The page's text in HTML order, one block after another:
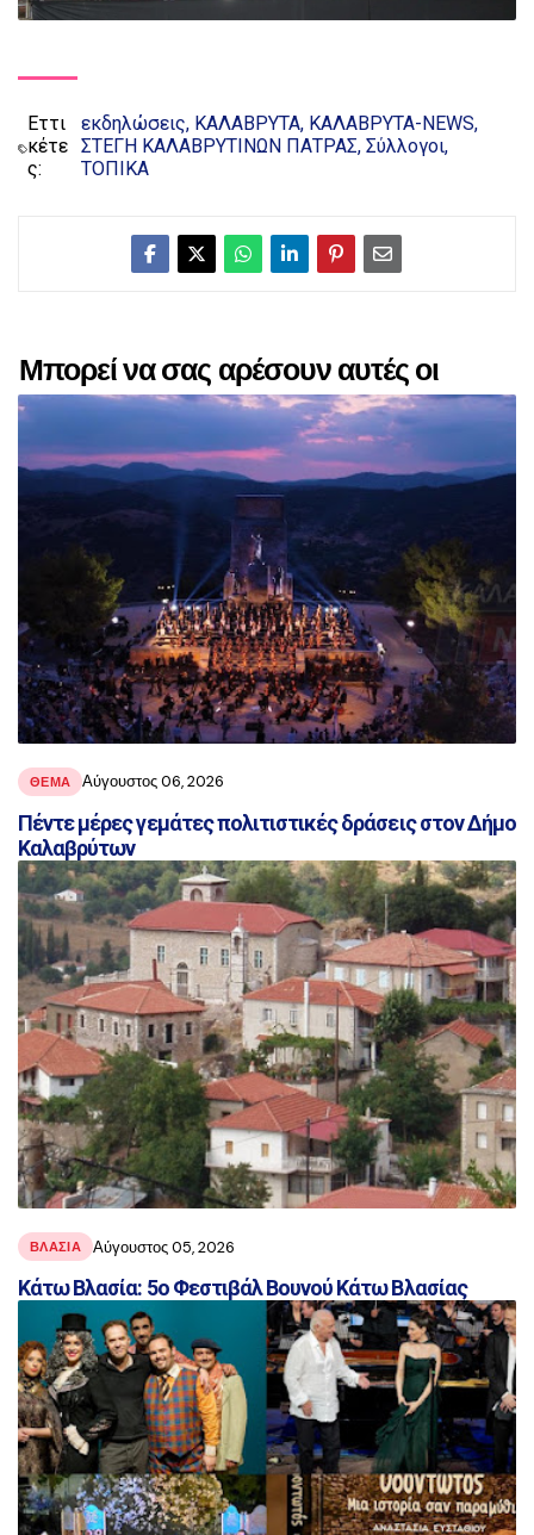
Εττι
κέτε
ς:
εκδηλώσεις ΚΑΛΑΒΡΥΤΑ ΚΑΛΑΒΡΥΤΑ-NEWS
ΣΤΕΓΗ ΚΑΛΑΒΡΥΤΙΝΩΝ ΠΑΤΡΑΣ Σύλλογοι
ΤΟΠΙΚΑ
Μπορεί να σας αρέσουν αυτές οι
αναρτήσεις
ΘΕΜΑ Αύγουστος 06, 2026
Πέντε μέρες γεμάτες πολιτιστικές δράσεις στον Δήμο
Καλαβρύτων
ΒΛΑΣΊΑ Αύγουστος 05, 2026
Κάτω Βλασία: 5ο Φεστιβάλ Βουνού Κάτω Βλασίας